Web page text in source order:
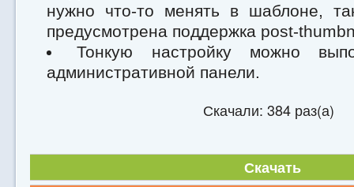
нужно что-то менять в шаблоне,
предусмотрена поддержка post-
Тонкую настройку можно
административной панели.
Скачали: 384 раз(а)
Скачать